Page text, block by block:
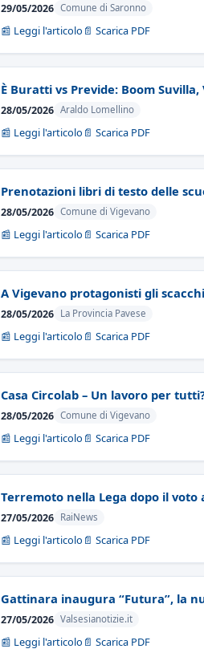
29/05/2026 Comune di Saronno
📰 Leggi l'articolo 📄 Scarica PDF
È Buratti vs Previde: Boom
28/05/2026 Araldo Lomellino
📰 Leggi l'articolo 📄 Scarica PDF
Prenotazioni libri di testo delle
28/05/2026 Comune di Vigevano
📰 Leggi l'articolo 📄 Scarica PDF
A Vigevano protagonisti gli
28/05/2026 La Provincia Pavese
📰 Leggi l'articolo 📄 Scarica PDF
Casa Circolab – Un lavoro per
28/05/2026 Comune di Vigevano
📰 Leggi l'articolo 📄 Scarica PDF
Terremoto nella Lega dopo il voto
27/05/2026 RaiNews
📰 Leggi l'articolo 📄 Scarica PDF
Gattinara inaugura “Futura”, la
27/05/2026 Valsesianotizie.it
📰 Leggi l'articolo 📄 Scarica PDF